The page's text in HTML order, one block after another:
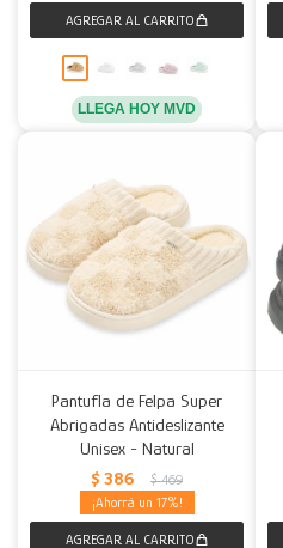
LLEGA HOY MVD
Pantufla de Felpa Super
Abrigadas Antideslizante
Unisex - Natural
$ 386 $ 469
17